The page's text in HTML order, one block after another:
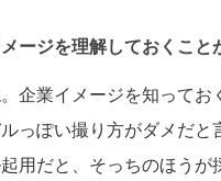
ージを理解しておくこと
企業イメージを知ってお
っぽい撮り方がダメだ
用だと、そっちのほうが